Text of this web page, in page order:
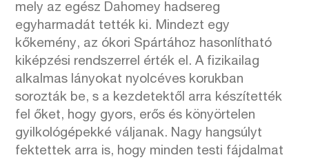
mely az egész Dahomey hadsereg
egyharmadát tették ki. Mindezt egy
kőkemény, az ókori Spártához hasonlítható
kiképzési rendszerrel érték el. A fizikailag
alkalmas lányokat nyolcéves korukban
sorozták be, s a kezdetektől arra készítették
fel őket, hogy gyors, erős és könyörtelen
gyilkológépekké váljanak. Nagy hangsúlyt
fektettek arra is, hogy minden testi fájdalmat